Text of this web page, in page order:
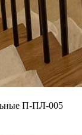
П-ПЛ-005